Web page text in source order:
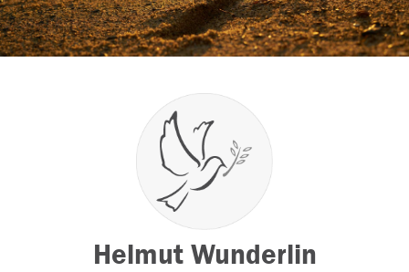
Helmut Wunderlin